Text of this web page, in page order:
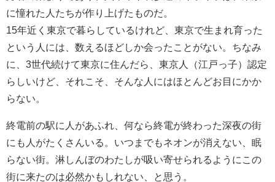
に憧れた人たちが作り上げたものだ。
15年近く東京で暮らしているけれど、東京で生まれ育った
という人には、数えるほどしか会ったことがない。ちなみ
に、3世代続けて東京に住んだら、東京人（江戸っ子）認定
らしいけど、それこそ、そんな人にはほとんどお目にかか
らない。
終電前の駅に人があふれ、何なら終電が終わった深夜の街
にも人がたくさんいる。いつまでもネオンが消えない、眠
らない街。淋しんぼのわたしが吸い寄せられるようにこの
街に来たのは必然かもしれない、と思う。